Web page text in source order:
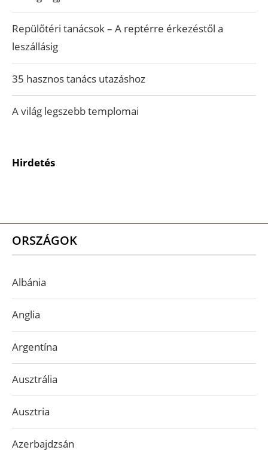
Repülőtéri tanácsok – A reptérre érkezéstől a
leszállásig
35 hasznos tanács utazáshoz
A világ legszebb templomai
Hirdetés
ORSZÁGOK
Albánia
Anglia
Argentína
Ausztrália
Ausztria
Azerbajdzsán